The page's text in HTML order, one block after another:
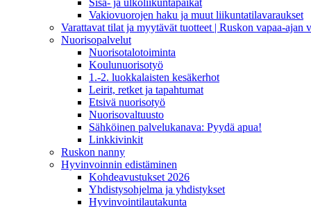
Vakiovuorojen haku ja muut liikuntatilavaraukset
Varattavat tilat ja myytävät tuotteet | Ruskon vapaa-ajan
Nuorisopalvelut
Nuorisotalotoiminta
Koulunuorisotyö
1.-2. luokkalaisten kesäkerhot
Leirit, retket ja tapahtumat
Etsivä nuorisotyö
Nuorisovaltuusto
Sähköinen palvelukanava: Pyydä apua!
Linkkivinkit
Ruskon nanny
Hyvinvoinnin edistäminen
Kohdeavustukset 2026
Yhdistysohjelma ja yhdistykset
Hyvinvointilautakunta